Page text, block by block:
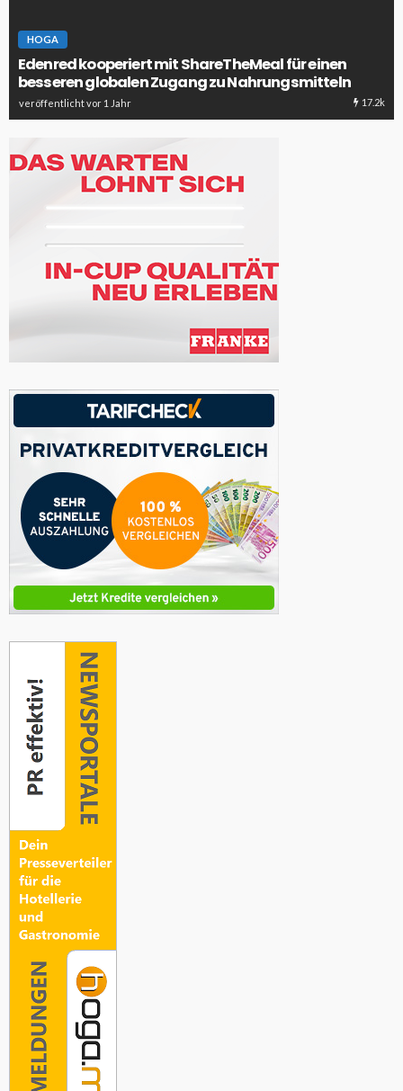
HOGA
Edenred kooperiert mit ShareTheMeal für einen
besseren globalen Zugang zu Nahrungsmitteln
veröffentlicht vor 1 Jahr 17.2k